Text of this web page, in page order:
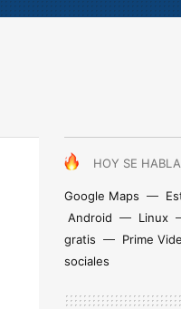
HOY SE
Google Maps
Android
Linux
gratis
Prime
sociales